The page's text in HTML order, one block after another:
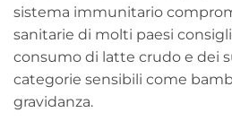
sistema immunitario
sanitarie di molti paesi
consumo di latte crudo e dei
categorie sensibili come
gravidanza.